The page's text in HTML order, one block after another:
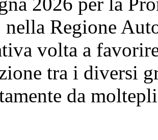
nella Regione
volta a
tra i diversi
da